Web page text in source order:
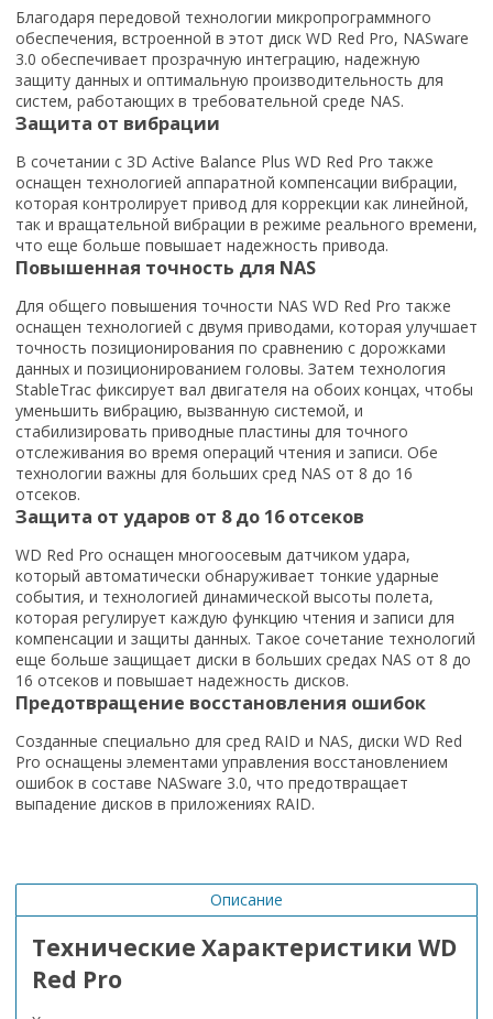
Благодаря передовой технологии микропрограммного
обеспечения, встроенной в этот диск WD Red Pro, NASware
3.0 обеспечивает прозрачную интеграцию, надежную
защиту данных и оптимальную производительность для
систем, работающих в требовательной среде NAS.
Защита от вибрации
В сочетании с 3D Active Balance Plus WD Red Pro также
оснащен технологией аппаратной компенсации вибрации,
которая контролирует привод для коррекции как линейной,
так и вращательной вибрации в режиме реального времени,
что еще больше повышает надежность привода.
Повышенная точность для NAS
Для общего повышения точности NAS WD Red Pro также
оснащен технологией с двумя приводами, которая улучшает
точность позиционирования по сравнению с дорожками
данных и позиционированием головы. Затем технология
StableTrac фиксирует вал двигателя на обоих концах, чтобы
уменьшить вибрацию, вызванную системой, и
стабилизировать приводные пластины для точного
отслеживания во время операций чтения и записи. Обе
технологии важны для больших сред NAS от 8 до 16
отсеков.
Защита от ударов от 8 до 16 отсеков
WD Red Pro оснащен многоосевым датчиком удара,
который автоматически обнаруживает тонкие ударные
события, и технологией динамической высоты полета,
которая регулирует каждую функцию чтения и записи для
компенсации и защиты данных. Такое сочетание технологий
еще больше защищает диски в больших средах NAS от 8 до
16 отсеков и повышает надежность дисков.
Предотвращение восстановления ошибок
Созданные специально для сред RAID и NAS, диски WD Red
Pro оснащены элементами управления восстановлением
ошибок в составе NASware 3.0, что предотвращает
выпадение дисков в приложениях RAID.
Описание
Технические Характеристики WD
Red Pro